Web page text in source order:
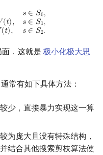
CP Editor
排序相关 STL
𝑠 ∈ 𝑆0,
(𝑡), 𝑠 ∈ 𝑆1,
(𝑡), 𝑠 ∈ 𝑆2.
min t∈s
面．这就是极小化极大思
常有如下具体方法：
少，直接暴力实现这一算
为庞大且没有特殊结构，
并结合其他搜索剪枝算法使